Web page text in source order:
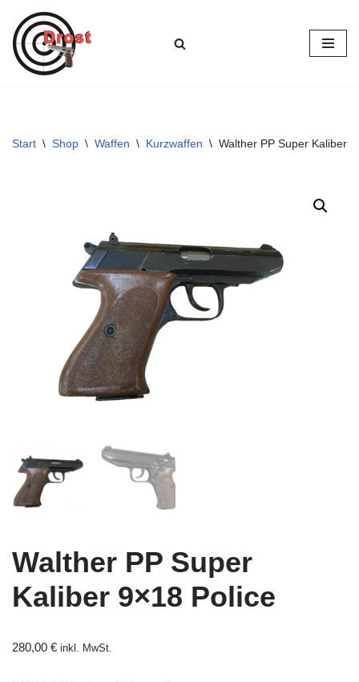
Zum
Inhalt
Start \ Shop \ Waffen \ Kurzwaffen \ Walther PP Super Kaliber
Walther PP Super
Kaliber 9×18 Police
280,00 € inkl. MwSt.